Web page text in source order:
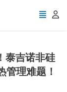
泰吉诺非硅
理难题！